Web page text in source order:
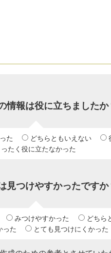
情報は役に立ちましたか
た どちらともいえない
ったく役に立たなかった
見つけやすかったですか
みつけやすかった
どちら
った
とても見つけにくかった